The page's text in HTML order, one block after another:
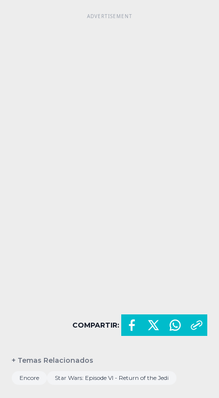
COMPARTIR:
+ Temas Relacionados
Encore Star Wars: Episode VI - Return of the Jedi